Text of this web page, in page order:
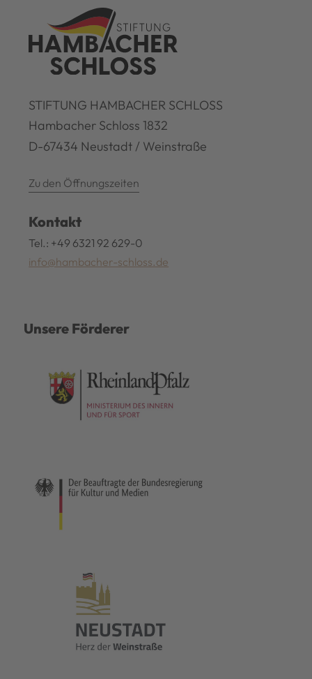
STIFTUNG HAMBACHER SCHLOSS
Hambacher Schloss 1832
D-67434 Neustadt / Weinstraße
Zu den Öffnungszeiten
Kontakt
Tel.: +49 6321 92 629-0
info@hambacher-schloss.de
Unsere Förderer